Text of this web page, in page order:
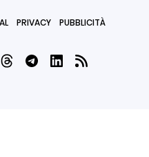
PRIVACY PUBBLICITÀ